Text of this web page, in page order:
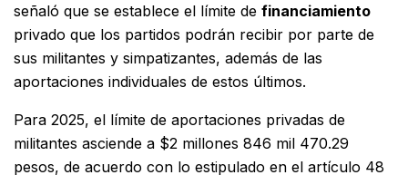
señaló que se establece el límite de financiamiento
privado que los partidos podrán recibir por parte de
sus militantes y simpatizantes, además de las
aportaciones individuales de estos últimos.
Para 2025, el límite de aportaciones privadas de
militantes asciende a $2 millones 846 mil 470.29
pesos, de acuerdo con lo estipulado en el artículo 48